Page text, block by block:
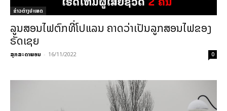
ຂ່າວຕ່າງປະເທດ
ລູນສອນໄຟຕົກທີ່ໂປແລນ ຄາດວ່າເປັນລູກສອນໄຟຂອງ
ຣັດເຊຍ
ສຸກສະດາພອນ - 16/11/2022 0